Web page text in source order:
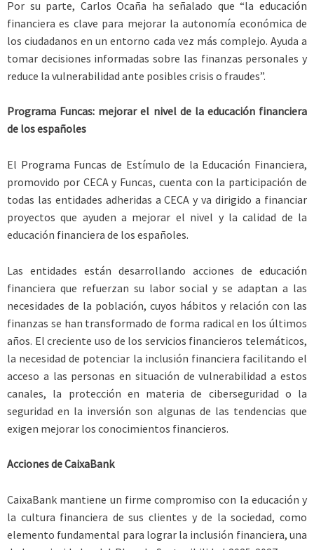
Por su parte, Carlos Ocaña ha señalado que “la educación
financiera es clave para mejorar la autonomía económica de
los ciudadanos en un entorno cada vez más complejo. Ayuda a
tomar decisiones informadas sobre las finanzas personales y
reduce la vulnerabilidad ante posibles crisis o fraudes”.
Programa Funcas: mejorar el nivel de la educación financiera
de los españoles
El Programa Funcas de Estímulo de la Educación Financiera,
promovido por CECA y Funcas, cuenta con la participación de
todas las entidades adheridas a CECA y va dirigido a financiar
proyectos que ayuden a mejorar el nivel y la calidad de la
educación financiera de los españoles.
Las entidades están desarrollando acciones de educación
financiera que refuerzan su labor social y se adaptan a las
necesidades de la población, cuyos hábitos y relación con las
finanzas se han transformado de forma radical en los últimos
años. El creciente uso de los servicios financieros telemáticos,
la necesidad de potenciar la inclusión financiera facilitando el
acceso a las personas en situación de vulnerabilidad a estos
canales, la protección en materia de ciberseguridad o la
seguridad en la inversión son algunas de las tendencias que
exigen mejorar los conocimientos financieros.
Acciones de CaixaBank
CaixaBank mantiene un firme compromiso con la educación y
la cultura financiera de sus clientes y de la sociedad, como
elemento fundamental para lograr la inclusión financiera, una